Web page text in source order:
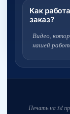
Как
заказ?
Видео,
нашей
Печать на 3d